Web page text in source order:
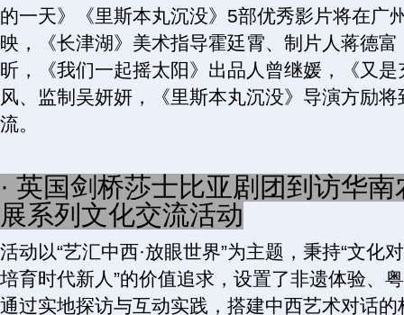
的一天》《里斯本丸沉没》5部优秀影片将在广
映，《长津湖》美术指导霍廷霄、制片人蒋德
昕，《我们一起摇太阳》出品人曾继媛，《又
风、监制吴妍妍，《里斯本丸沉没》导演方励
流。
· 英国剑桥莎士比亚剧团到访华
展系列文化交流活动
活动以“艺汇中西·放眼世界”为主题，秉持“文化
培育时代新人”的价值追求，设置了非遗体验、
通过实地探访与互动实践，搭建中西艺术对话